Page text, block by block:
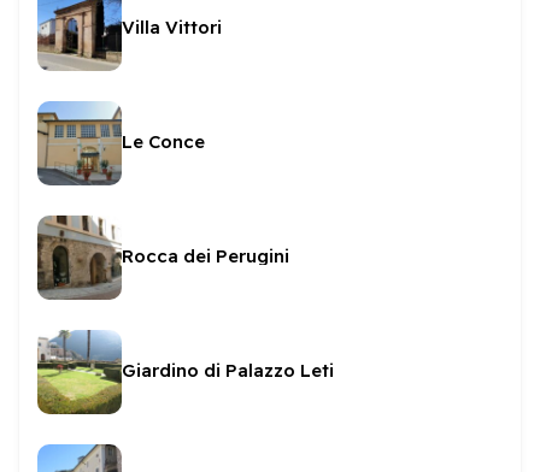
Villa Vittori
Le Conce
Rocca dei Perugini
Giardino di Palazzo Leti